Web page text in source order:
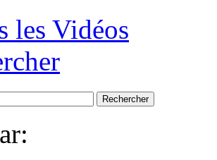
les Vidéos